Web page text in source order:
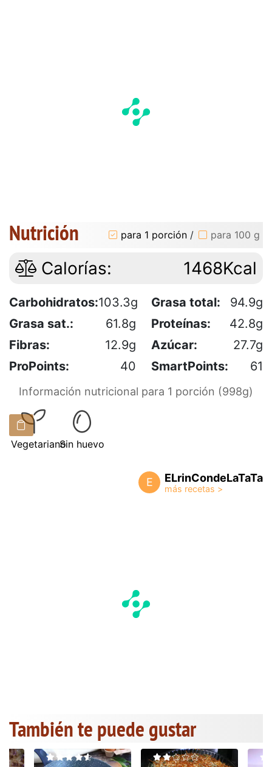
Nutrición para 1 porción / para 100 g
Calorías: 1468Kcal
Carbohidratos:103.3g Grasa total:
94.9g
Grasa sat.:
61.8g Proteínas:
42.8g
Fibras:
12.9g Azúcar:
27.7g
ProPoints:
40 SmartPoints: 61
Información nutricional para 1 porción (998g)
VegetarianoSin huevo
E ELrinCondeLaTaTa
También te puede gustar